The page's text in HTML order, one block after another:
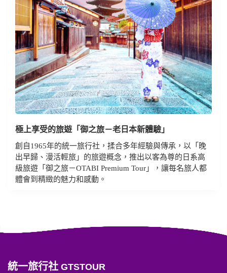
極上享受的旅遊「御之旅－老日本新體驗」
創自1965年的統一旅行社，揉合多年經驗與傳承，以「晚
出早歸、漫活輕旅」的旅遊概念，推出以客為尊的日系高
級旅遊「御之旅－OTABI Premium Tour」，讓每名旅人都
體會到精緻的魅力和感動。
統一旅行社 GTSTOUR